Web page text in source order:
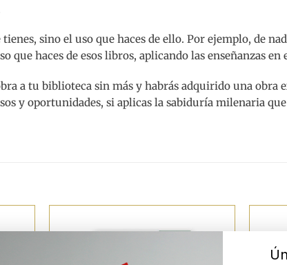
sino el uso que haces de ello. Por ejemplo, de
haces de esos libros, aplicando las enseñanzas en
a tu biblioteca sin más y habrás adquirido una obra
y oportunidades, si aplicas la sabiduría milenaria